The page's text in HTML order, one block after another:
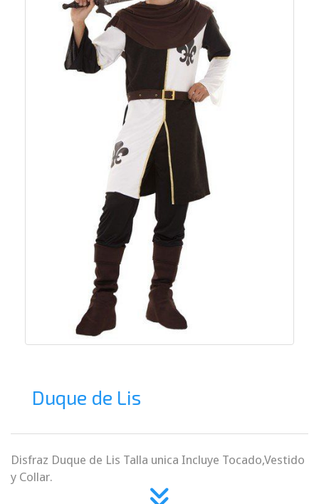
Duque de Lis
Disfraz Duque de Lis Talla unica Incluye Tocado,Vestido
y Collar.